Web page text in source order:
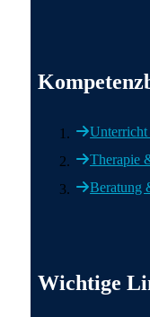
Therapie
Beratung
Wichtige